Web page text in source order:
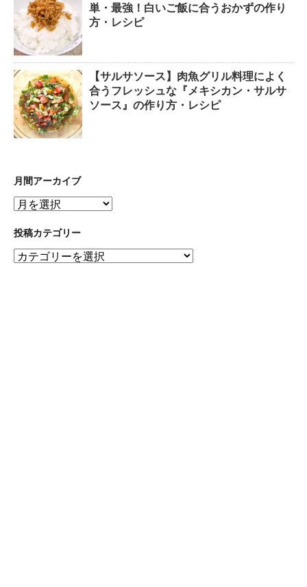
単・最強！白いご飯に合うおかずの作り
方・レシピ
【サルサソース】肉魚グリル料理によく
合うフレッシュな『メキシカン・サルサ
ソース』の作り方・レシピ
月間アーカイブ
月
ア
カ
投稿カテゴリー
投